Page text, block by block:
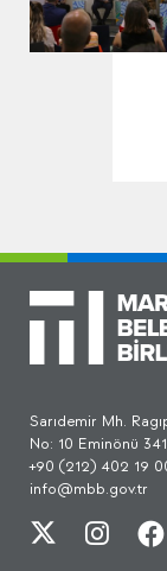
Sarıdemir Mh.
No: 10 Eminönü
+90 (212) 402 19
info@mbb.gov.tr